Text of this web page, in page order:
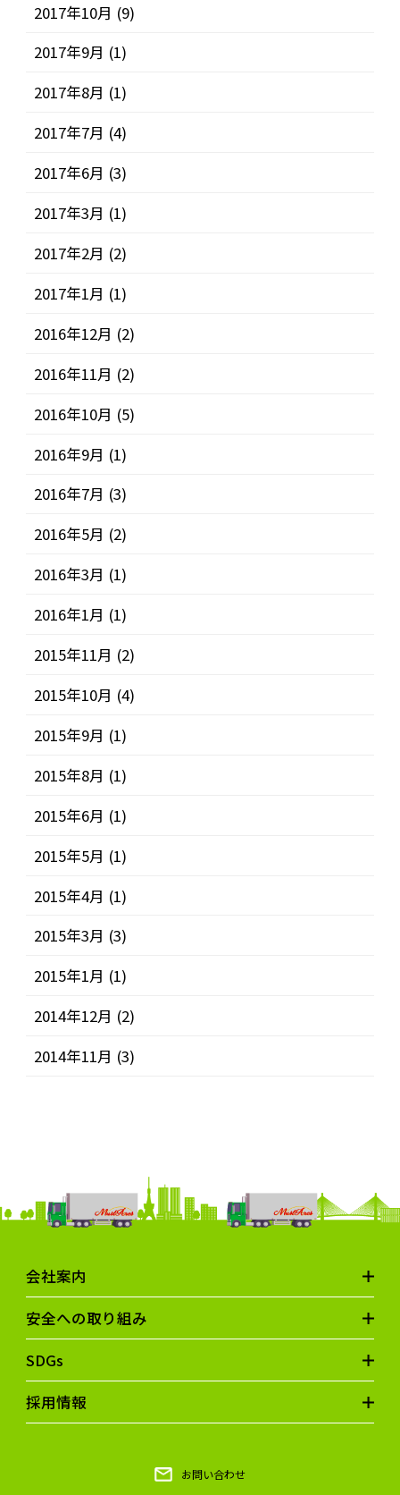
2017年10月 (9)
2017年9月 (1)
2017年8月 (1)
2017年7月 (4)
2017年6月 (3)
2017年3月 (1)
2017年2月 (2)
2017年1月 (1)
2016年12月 (2)
2016年11月 (2)
2016年10月 (5)
2016年9月 (1)
2016年7月 (3)
2016年5月 (2)
2016年3月 (1)
2016年1月 (1)
2015年11月 (2)
2015年10月 (4)
2015年9月 (1)
2015年8月 (1)
2015年6月 (1)
2015年5月 (1)
2015年4月 (1)
2015年3月 (3)
2015年1月 (1)
2014年12月 (2)
2014年11月 (3)
会社案内
安全への取り組み
SDGs
採用情報
お問い合わせ